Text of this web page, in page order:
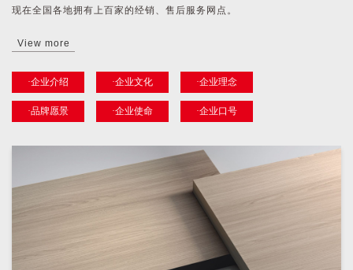
现在全国各地拥有上百家的经销、售后服务网点。
View more
·企业介绍 ·企业文化 ·企业理念
·品牌愿景 ·企业使命 ·企业口号